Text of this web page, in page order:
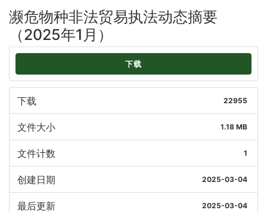
濒危物种非法贸易执法动态摘要
（2025年1月）
下载
下载 22955
文件大小 1.18 MB
文件计数 1
创建日期 2025-03-04
最后更新 2025-03-04